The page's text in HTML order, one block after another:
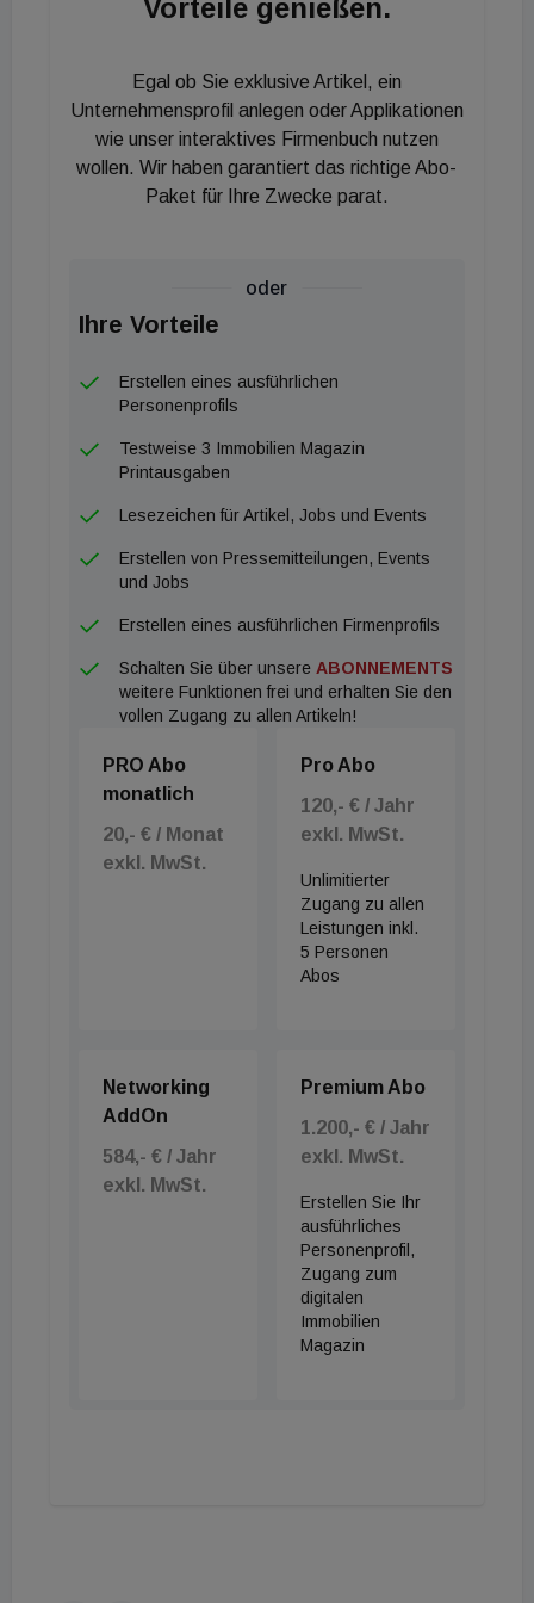
Dachterrasse im 10. Obergeschoss zur Verfügung.
Ein Paketraum, eine Waschküche, ein
Fahrradreparaturraum, eine eigene Service-App für
das Quartier und 70 Tiefgaragenstellplätze runden
die Infrastruktur ab. „Mit Sophie kommt ein bereits
Wohnen. David Beitwieser, Geschäftsführer von
Optin Immobilien, ergänzt mit Verweis auf die
Lagequalitäten nahe dem Franz-Josefs-Bahnhof:
„Das Projekt bietet ein außergewöhnlich breites
Wohnungsangebot von kompakten
Vorsorgewohnungen bis hin zu großzügigen
Anlagebedürfnisse erfüllt.“
Vorteile genießen.
Egal ob Sie exklusive Artikel, ein
Unternehmensprofil anlegen oder Applikationen
wie unser interaktives Firmenbuch nutzen
wollen. Wir haben garantiert das richtige Abo-
Paket für Ihre Zwecke parat.
oder
Ihre Vorteile
Erstellen eines ausführlichen
Personenprofils
Testweise 3 Immobilien Magazin
Printausgaben
Lesezeichen für Artikel, Jobs und Events
Erstellen von Pressemitteilungen, Events
und Jobs
Erstellen eines ausführlichen Firmenprofils
Schalten Sie über unsere ABONNEMENTS
weitere Funktionen frei und erhalten Sie den
vollen Zugang zu allen Artikeln!
PRO Abo
monatlich
20,- € / Monat
exkl. MwSt.
Pro Abo
120,- € / Jahr
exkl. MwSt.
Unlimitierter
Zugang zu allen
Leistungen inkl.
5 Personen
Abos
Networking
AddOn
584,- € / Jahr
exkl. MwSt.
Premium Abo
1.200,- € / Jahr
exkl. MwSt.
Erstellen Sie Ihr
ausführliches
Personenprofil,
Zugang zum
digitalen
Immobilien
Magazin